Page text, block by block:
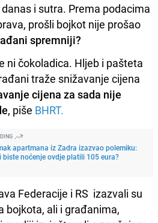
i sutra. Prema podacima
prošli bojkot nije prošao
spremniji?
ni čokoladica. Hljeb i pašteta
traže snižavanje cijena
cijena za sada nije
, piše BHRT.
apartmana iz Zadra izazvao polemiku:
biste noćenje ovdje platili 105 eura?
Federacije i RS izazvali su
bojkota, ali i građanima,